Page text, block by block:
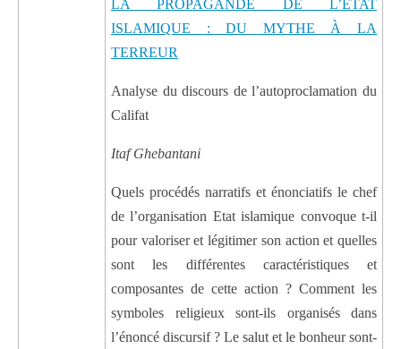
LA PROPAGANDE DE L’ETAT
ISLAMIQUE : DU MYTHE À LA
TERREUR
Analyse du discours de l’autoproclamation du
Califat
Itaf Ghebantani
Quels procédés narratifs et énonciatifs le chef
de l’organisation Etat islamique convoque t-il
pour valoriser et légitimer son action et quelles
sont les différentes caractéristiques et
composantes de cette action ? Comment les
symboles religieux sont-ils organisés dans
l’énoncé discursif ? Le salut et le bonheur sont-